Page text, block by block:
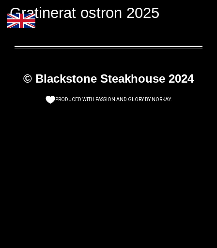
Gratinerat ostron 2025
© Blackstone Steakhouse 2024
PRODUCED WITH PASSION AND GLORY BY NORKAY.